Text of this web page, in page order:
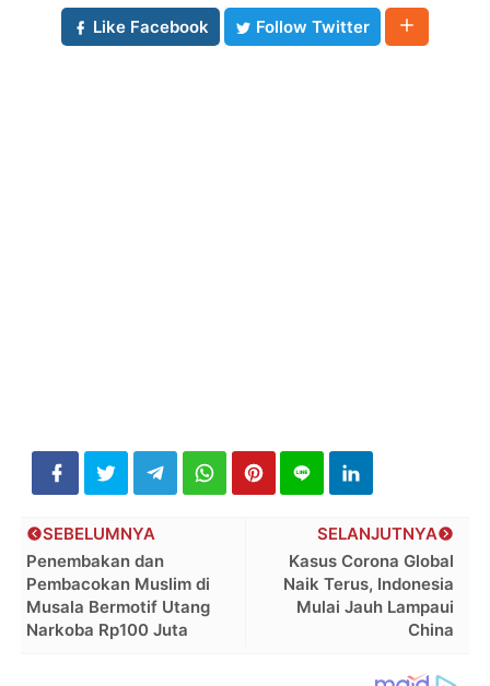
Like Facebook
Follow Twitter
SELANJUTNYA
Kasus Corona Global
Naik Terus, Indonesia
Mulai Jauh Lampaui
China
SEBELUMNYA
Penembakan dan
Pembacokan Muslim di
Musala Bermotif Utang
Narkoba Rp100 Juta